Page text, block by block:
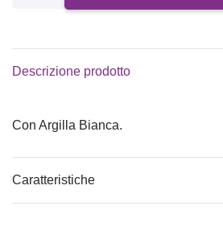
122,00€
Descrizione prodotto
Con Argilla Bianca.
Caratteristiche